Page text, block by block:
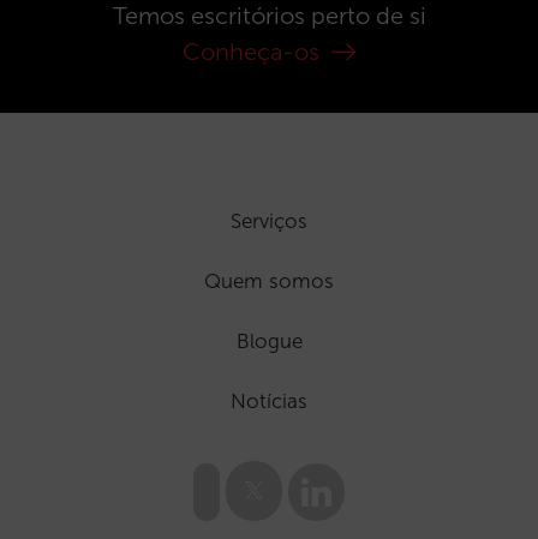
Temos escritórios perto de si
Conheça-os
Serviços
Quem somos
Blogue
Notícias